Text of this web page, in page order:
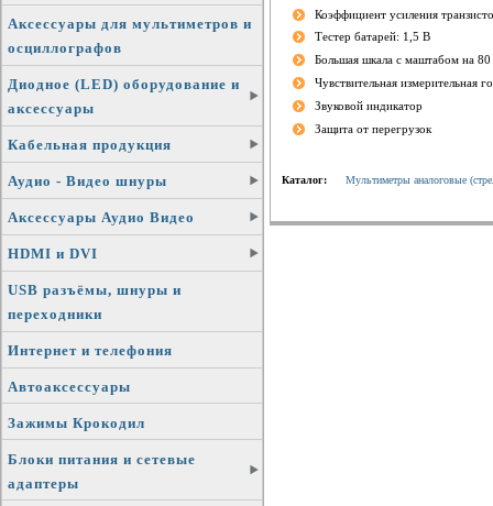
Аксессуары для мультиметров и
осциллографов
Диодное (LED) оборудование и
аксессуары
Кабельная продукция
Аудио - Видео шнуры
Аксессуары Аудио Видео
HDMI и DVI
USB разъёмы, шнуры и
переходники
Интернет и телефония
Автоаксессуары
Зажимы Крокодил
Блоки питания и сетевые
адаптеры
Коэффициент усиления
Тестер батарей: 1,5 В
Большая шкала с маштабом на
Чувствительная измерительная
Звуковой индикатор
Защита от перегрузок
Каталог: Мультиметры аналоговые